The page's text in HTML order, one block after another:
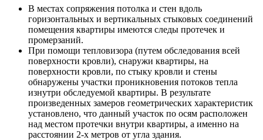
В местах сопряжения потолка и стен вдоль
горизонтальных и вертикальных стыковых соединений
помещения квартиры имеются следы протечек и
промерзаний.
При помощи тепловизора (путем обследования всей
поверхности кровли), снаружи квартиры, на
поверхности кровли, по стыку кровли и стены
обнаружены участки проникновения потоков тепла
изнутри обследуемой квартиры. В результате
произведенных замеров геометрических характеристик
установлено, что данный участок по осям расположен
над местом протечки внутри квартиры, а именно на
расстоянии 2-х метров от угла здания.